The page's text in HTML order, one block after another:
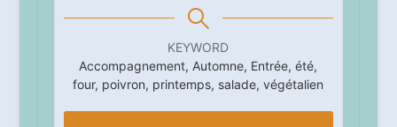
KEYWORD
Accompagnement, Automne, Entrée, été,
four, poivron, printemps, salade, végétalien